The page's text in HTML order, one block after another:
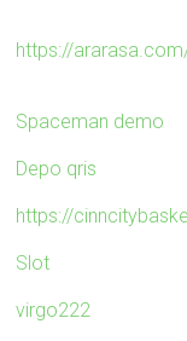
https://
Spaceman demo
Depo qris
https://
Slot
virgo222